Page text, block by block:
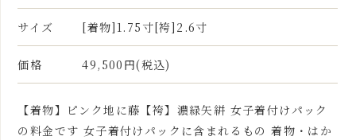
サイズ [着物]1.75寸[袴]2.6寸
価格 49,500円(税込)
【着物】ピンク地に藤【袴】濃緑矢絣 女子着付けパック
の料金です 女子着付けパックに含まれるもの 着物・はか